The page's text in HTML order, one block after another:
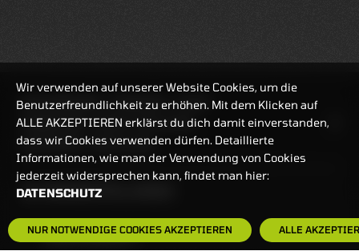
BANKEINSTELLUNGEN
HÄUFIG GESUCHT:
REALTIMEKURSE 07.08.2026
15:14:07
HANDELSZEIT
MO-FR: 7:30-23 UHR
ZERTIFIKATE
8:00-22 UHR
Wir verwenden auf unserer Website Cookies, um die
Benutzerfreundlichkeit zu erhöhen. Mit dem Klicken auf
ALLE AKZEPTIEREN erklärst du dich damit einverstanden,
dass wir Cookies verwenden dürfen. Detaillierte
Informationen, wie man der Verwendung von Cookies
jederzeit widersprechen kann, findet man hier:
DATENSCHUTZ
NUR NOTWENDIGE COOKIES AKZEPTIEREN ALLE